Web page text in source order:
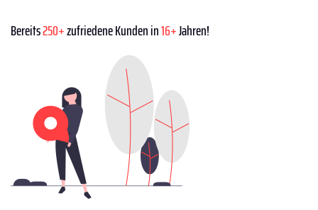
Bereits250+zufriedene Kunden in16+Jahren!